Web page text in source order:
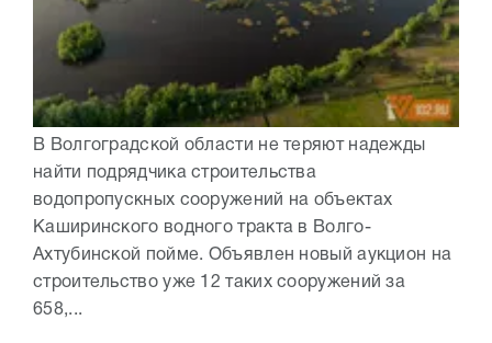
В Волгоградской области не теряют надежды
найти подрядчика строительства
водопропускных сооружений на объектах
Каширинского водного тракта в Волго-
Ахтубинской пойме. Объявлен новый аукцион на
строительство уже 12 таких сооружений за
658,...